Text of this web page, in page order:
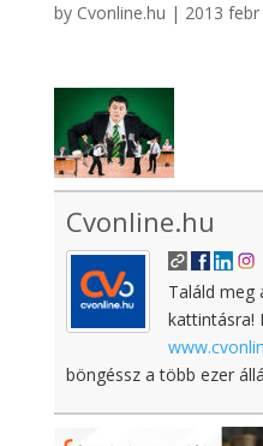
by Cvonline.hu | 2013 febr
Cvonline.hu
Találd meg
kattintásra!
böngéssz a több ezer